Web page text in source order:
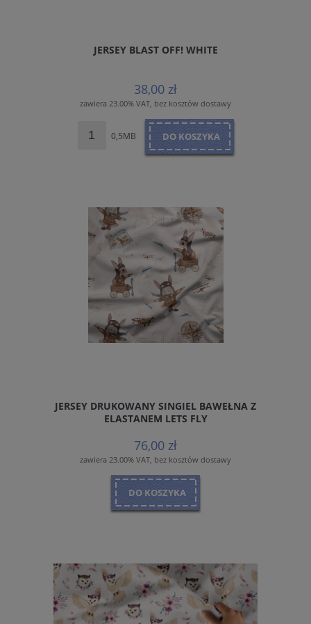
JERSEY BLAST OFF! WHITE
38,00 zł
zawiera 23.00% VAT, bez kosztów dostawy
0,5MB DO KOSZYKA
JERSEY DRUKOWANY SINGIEL BAWEŁNA Z
ELASTANEM LETS FLY
76,00 zł
zawiera 23.00% VAT, bez kosztów dostawy
DO KOSZYKA